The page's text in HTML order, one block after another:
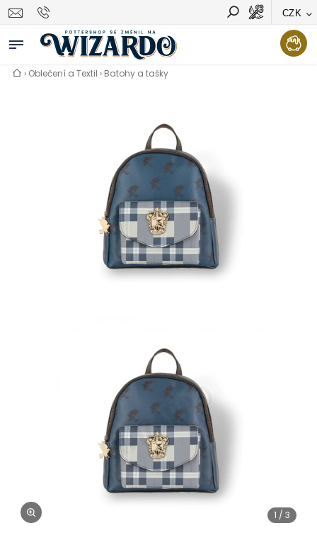
CZK
Vyhledávání Hledat
› Oblečení a Textil › Batohy a tašky
1 / 3